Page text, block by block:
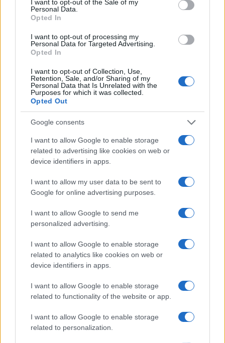
I want to opt-out of the Sale of my
Personal Data.
Opted In
I want to opt-out of processing my
Personal Data for Targeted Advertising.
Opted In
I want to opt-out of Collection, Use,
Retention, Sale, and/or Sharing of my
Personal Data that Is Unrelated with the
Purposes for which it was collected.
Opted Out
Google consents
I want to allow Google to enable storage
related to advertising like cookies on web or
device identifiers in apps.
I want to allow my user data to be sent to
Google for online advertising purposes.
I want to allow Google to send me
personalized advertising.
I want to allow Google to enable storage
related to analytics like cookies on web or
device identifiers in apps.
I want to allow Google to enable storage
related to functionality of the website or app.
I want to allow Google to enable storage
related to personalization.
V sklopu akcije bo ogled kvalifikacijske tekme
Zavarovalnica Triglav omogočila tudi več kot 200
otrokom s spremljevalci s Koroške.
»V slovenjgraški
območni enoti že tradicionalno podpiramo projekte in
aktivnosti, ki v naši lokalni skupnosti spodbujajo
preventivno ravnanje, tudi na področju skrbi za zdravje.
Da bi nad aktivnim in s tem zdravim življenjskim
slogom navdušili najmlajše člane naše skupnosti,
bomo letos tako v Planico popeljali otroke iz kar
petih osnovnih šol in eno veliko družino.Želim jim,
da v dolini pod Poncami ob ogledu največjega
slovenskega športnega spektakla doživijo nepozaben
je pred četrtkovim dnevom v Planici povedala
Tonja Vinkl Vončina, direktorica Območne enote
Slovenj Gradec Zavarovalnice Triglav.
Besedilo: Zavarovalnica Triglav